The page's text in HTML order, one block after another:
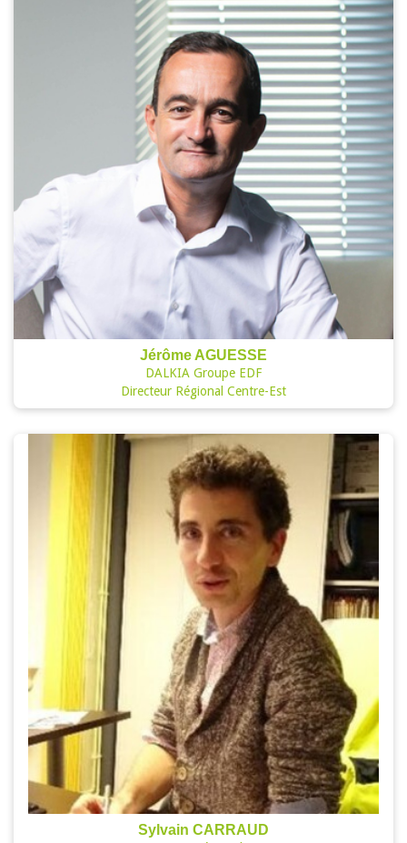
Jérôme AGUESSE
DALKIA Groupe EDF
Directeur Régional Centre-Est
Sylvain CARRAUD